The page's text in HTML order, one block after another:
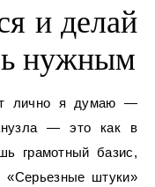
и делай
нужным
лично я думаю —
— это как в
грамотный базис,
«Серьезные штуки»